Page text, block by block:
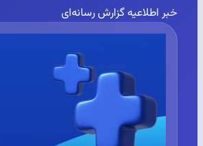
خبر اطلاعیهگزارش رسانه‌ای